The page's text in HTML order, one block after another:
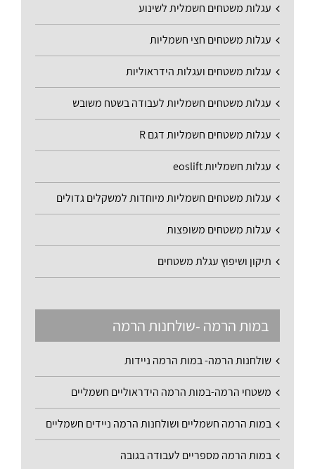
עגלות משטחים חשמלית לשינוע
עגלות משטחים חצי חשמליות
עגלות משטחים ועגלות הידראוליות
עגלות משטחים חשמליות לעבודה בשטח משובש
עגלות משטחים חשמליות דגם R
עגלות חשמליות eoslift
עגלות משטחים חשמליות מיוחדות למשקלים גדולים
עגלות משטחים משופצות
תיקון ושיפוץ עגלת משטחים
במות הרמה -שולחנות הרמה
שולחנות הרמה- במות הרמה ניידות
משטחי הרמה-במות הרמה הידראוליים חשמליים
במות הרמה חשמליים ושולחנות הרמה ניידים חשמליים
במות הרמה מספריים לעבודה בגובה